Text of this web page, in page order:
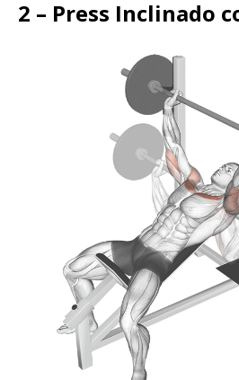
2 – Press Inclinado